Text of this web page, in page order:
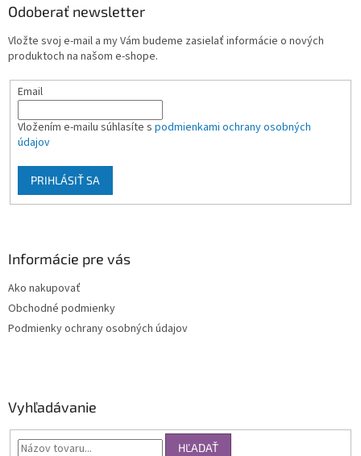
Odoberať newsletter
Vložte svoj e-mail a my Vám budeme zasielať informácie o nových
produktoch na našom e-shope.
Email
Vložením e-mailu súhlasíte s podmienkami ochrany osobných
údajov
PRIHLÁSIŤ SA
Informácie pre vás
Ako nakupovať
Obchodné podmienky
Podmienky ochrany osobných údajov
Vyhľadávanie
HĽADAŤ